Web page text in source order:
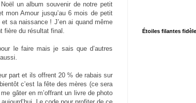
un album souvenir de notre petit
mon Amour jusqu’au 6 mois de petit
sa naissance ! J’en ai quand même
fière du résultat final.
le faire mais je sais que d’autres
part et ils offrent 20 % de rabais sur
c’est la fête des mères (ce sera
gâter en m’offrant un livre de photo
Étoiles filantes